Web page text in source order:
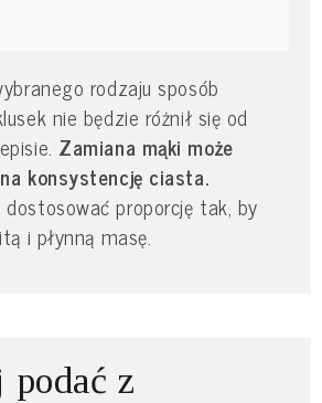
rodzaju sposób
nie będzie różnił się od
Zamiana mąki może
konsystencję ciasta.
proporcję tak, by
i płynną masę.
z